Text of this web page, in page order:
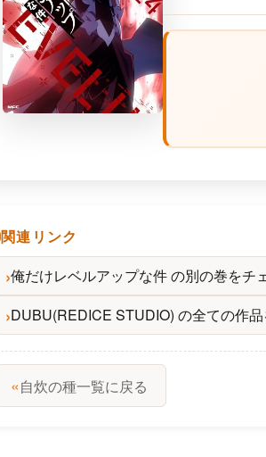
関連リンク
俺だけレベルアップな件 の別の巻をチ
DUBU(REDICE STUDIO) の全ての作
«自炊の種一覧に戻る